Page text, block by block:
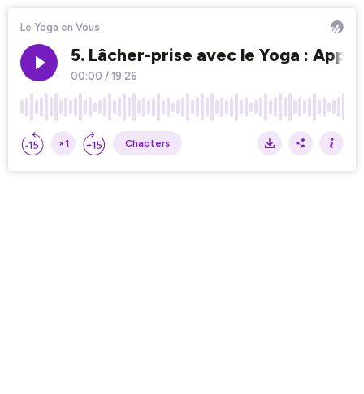
Le Yoga en Vous
5. Lâcher-prise avec le Yoga :
00:00 / 19:26
×1 Chapters